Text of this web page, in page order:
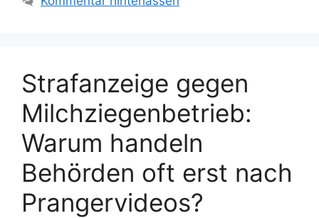
n
a
r
t
e
Strafanzeige gegen
Milchziegenbetrieb:
Warum handeln
Behörden oft erst nach
Prangervideos?